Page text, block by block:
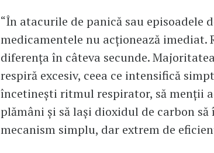
“În atacurile de panică sau episoadele
medicamentele nu acționează imediat.
diferența în câteva secunde.
respiră excesiv, ceea ce intensifică
încetinești ritmul respirator, să menții
plămâni și să lași dioxidul de carbon să
mecanism simplu, dar extrem de